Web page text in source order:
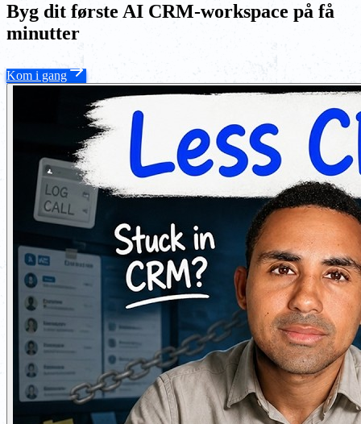
Byg dit første AI CRM-workspace på få
minutter
Kom i gang